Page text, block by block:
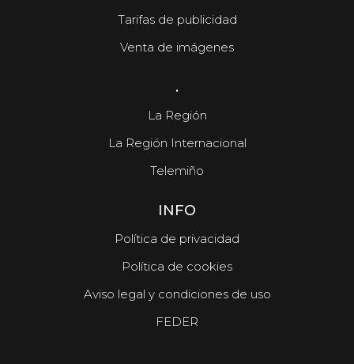
Tarifas de publicidad
Venta de imágenes
.
La Región
La Región Internacional
Telemiño
INFO
Política de privacidad
Política de cookies
Aviso legal y condiciones de uso
FEDER